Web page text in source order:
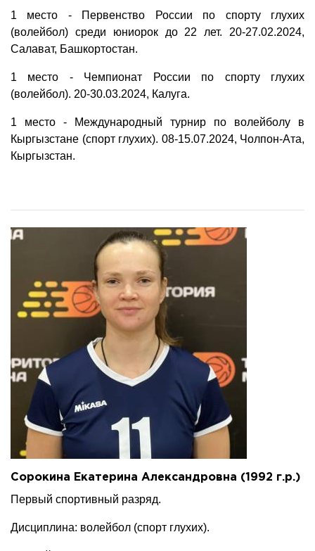
1 место - Первенство России по спорту глухих
(волейбол) среди юниорок до 22 лет. 20-27.02.2024,
Салават, Башкортостан.
1 место - Чемпионат России по спорту глухих
(волейбол). 20-30.03.2024, Калуга.
1 место - Международный турнир по волейболу в
Кыргызстане (спорт глухих). 08-15.07.2024, Чолпон-Ата,
Кыргызстан.
Сорокина Екатерина Александровна (1992 г.р.)
Первый спортивный разряд.
Дисциплина: волейбол (спорт глухих).